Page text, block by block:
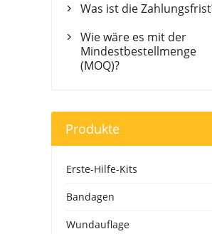
 Was ist die

Wie wäre es mit der
Mindestbestellmenge
(MOQ)?
Produkte
Erste-Hilfe-Kits
Bandagen
Wundauflage